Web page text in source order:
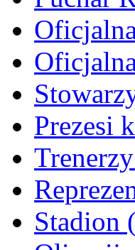
Prezesi
Stadion